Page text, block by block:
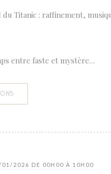
Titanic : raffinement,
entre faste et mystère…
2026 DE 00H00 À 10H00